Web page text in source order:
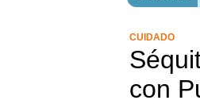
CUIDADO
con